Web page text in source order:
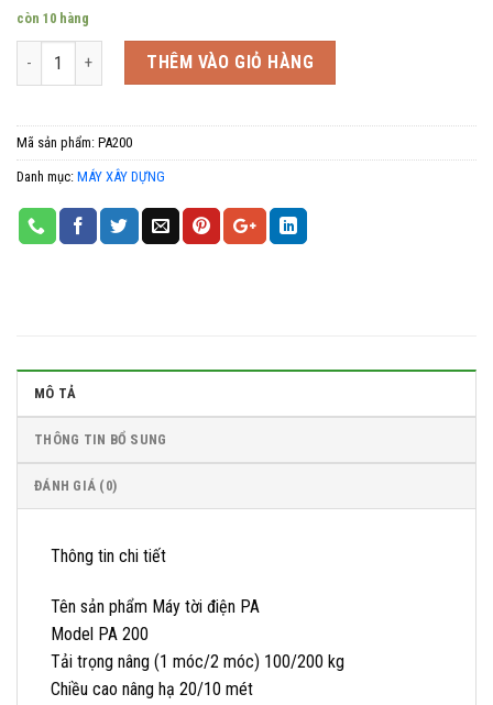
còn 10 hàng
Số lượng THÊM VÀO GIỎ HÀNG
Mã sản phẩm: PA200
Danh mục: MÁY XÂY DỰNG
MÔ TẢ
THÔNG TIN BỔ SUNG
ĐÁNH GIÁ (0)
Thông tin chi tiết
Tên sản phẩm Máy tời điện PA
Model PA 200
Tải trọng nâng (1 móc/2 móc) 100/200 kg
Chiều cao nâng hạ 20/10 mét